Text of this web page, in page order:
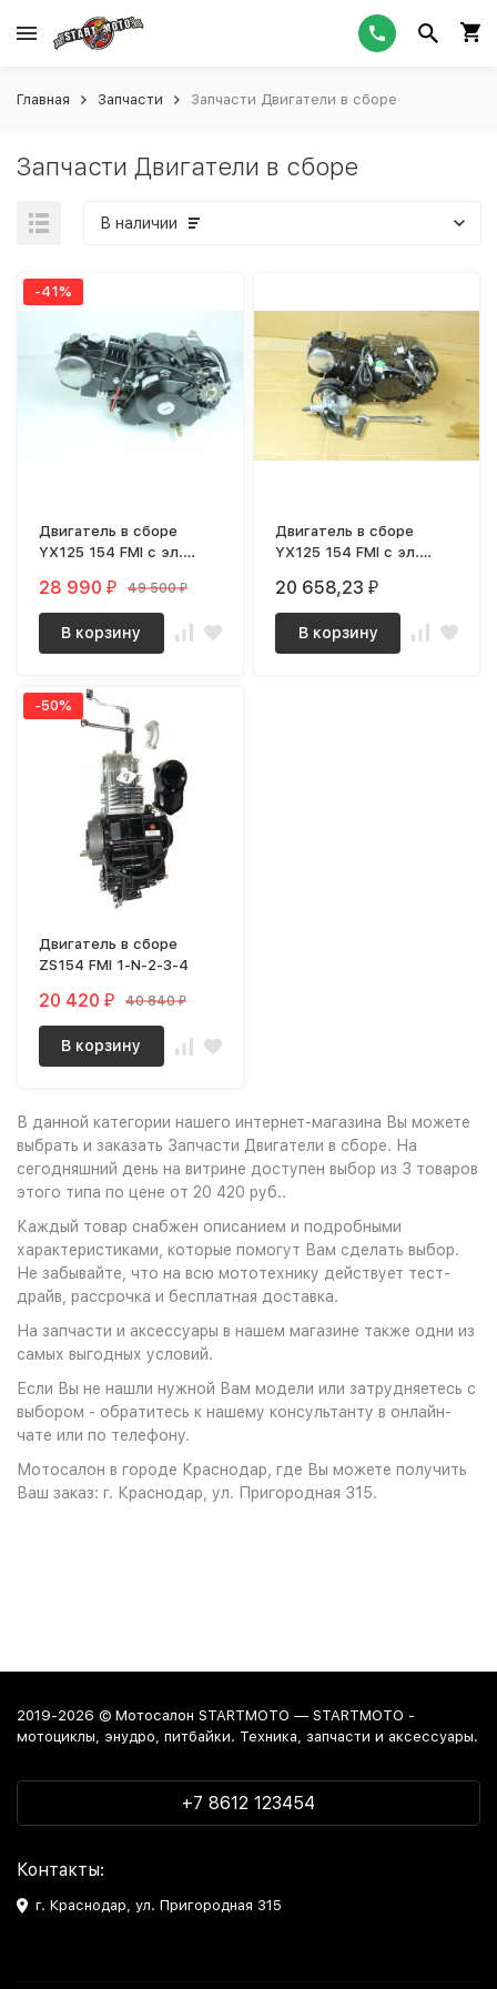
Главная Запчасти Запчасти Двигатели в сборе
Запчасти Двигатели в сборе
В наличии
-41%
Двигатель в сборе
YX125 154 FMI с эл.
28 990₽ 49 500₽
В корзину
Двигатель в сборе
YX125 154 FMI с эл.
20 658,23₽
В корзину
-50%
Двигатель в сборе
ZS154 FMI 1-N-2-3-4
20 420₽ 40 840₽
В корзину
В данной категории нашего интернет-магазина Вы можете
выбрать и заказать Запчасти Двигатели в сборе. На
сегодняшний день на витрине доступен выбор из 3 товаров
этого типа по цене от 20 420 руб..
Каждый товар снабжен описанием и подробными
характеристиками, которые помогут Вам сделать выбор.
Не забывайте, что на всю мототехнику действует тест-
драйв, рассрочка и бесплатная доставка.
На запчасти и аксессуары в нашем магазине также одни из
самых выгодных условий.
Если Вы не нашли нужной Вам модели или затрудняетесь с
выбором - обратитесь к нашему консультанту в онлайн-
чате или по телефону.
Мотосалон в городе Краснодар, где Вы можете получить
Ваш заказ: г. Краснодар, ул. Пригородная 315.
2019-2026 © Мотосалон STARTMOTO — STARTMOTO -
мотоциклы, энудро, питбайки. Техника, запчасти и аксессуары.
+7 8612 123454
Контакты:
г. Краснодар, ул. Пригородная 315